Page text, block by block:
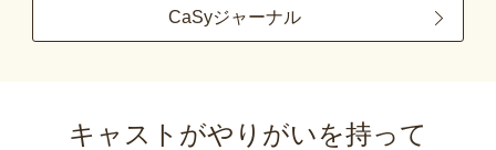
CaSyジャーナル
キャストがやりがいを持って